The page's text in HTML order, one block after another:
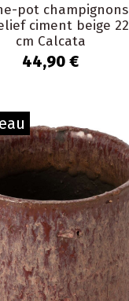
pot champignons
ciment beige 22
cm Calcata
44,90 €